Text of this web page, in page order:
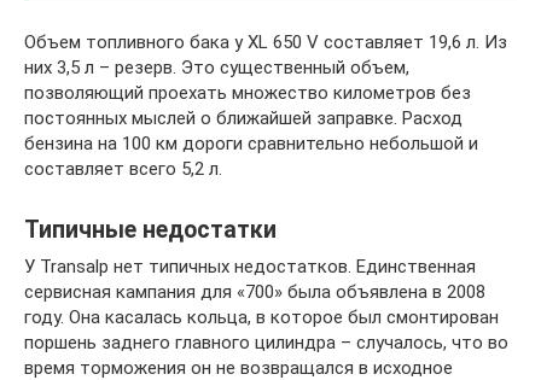
Объем топливного бака у XL 650 V составляет 19,6 л. Из
них 3,5 л – резерв. Это существенный объем,
позволяющий проехать множество километров без
постоянных мыслей о ближайшей заправке. Расход
бензина на 100 км дороги сравнительно небольшой и
составляет всего 5,2 л.
Типичные недостатки
У Transalp нет типичных недостатков. Единственная
сервисная кампания для «700» была объявлена ​​в 2008
году. Она касалась кольца, в которое был смонтирован
поршень заднего главного цилиндра – случалось, что во
время торможения он не возвращался в исходное